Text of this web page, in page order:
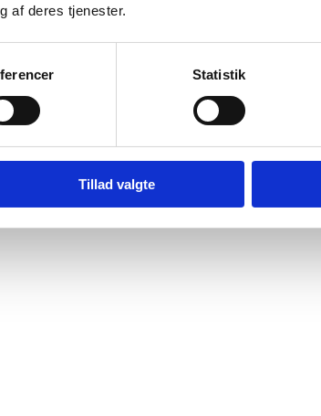
af deres tjenester.
Statistik
Tillad valgte